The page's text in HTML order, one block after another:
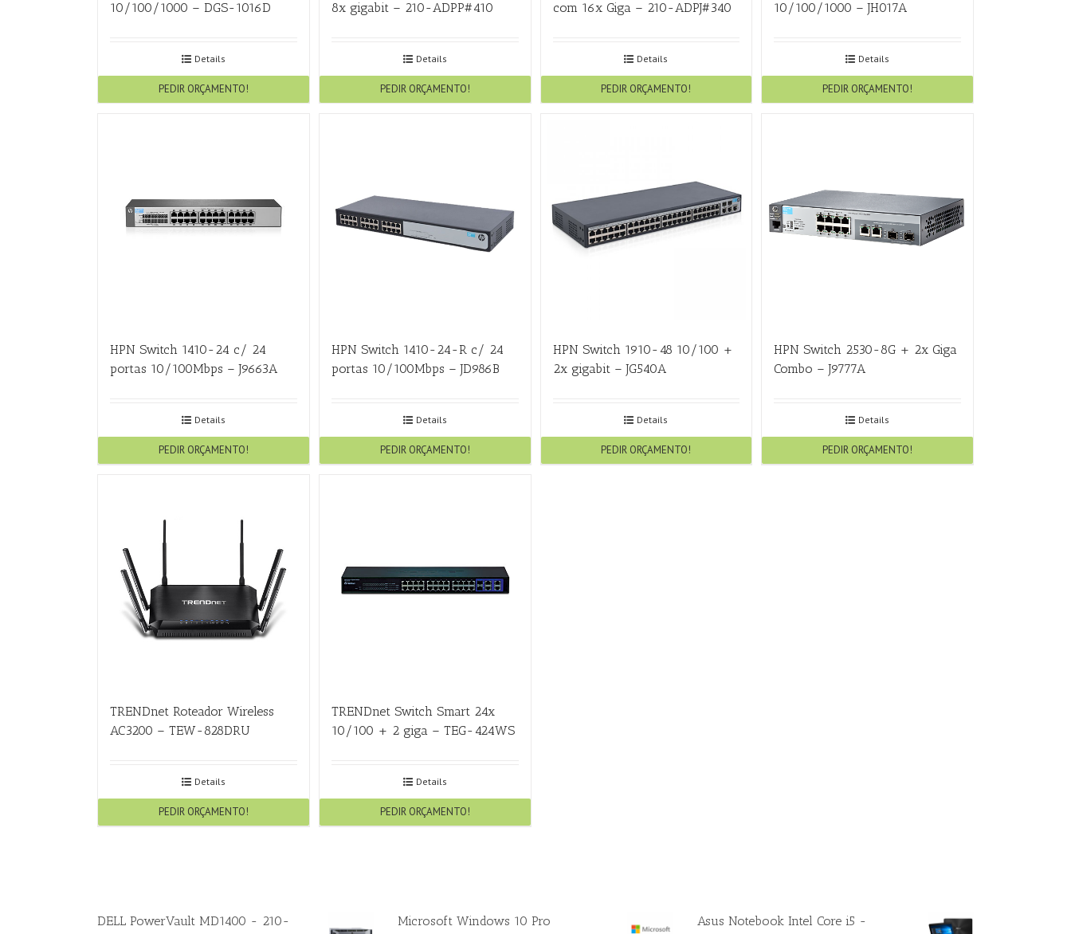
10/100/1000 – DGS-1016D
Details
PEDIR ORÇAMENTO!
8x gigabit – 210-ADPP#410
Details
PEDIR ORÇAMENTO!
com 16x Giga – 210-ADPJ#340
Details
PEDIR ORÇAMENTO!
10/100/1000 – JH017A
Details
PEDIR ORÇAMENTO!
HPN Switch 1410-24 c/ 24
portas 10/100Mbps – J9663A
Details
PEDIR ORÇAMENTO!
HPN Switch 1410-24-R c/ 24
portas 10/100Mbps – JD986B
Details
PEDIR ORÇAMENTO!
HPN Switch 1910-48 10/100 +
2x gigabit – JG540A
Details
PEDIR ORÇAMENTO!
HPN Switch 2530-8G + 2x Giga
Combo – J9777A
Details
PEDIR ORÇAMENTO!
TRENDnet Roteador Wireless
AC3200 – TEW-828DRU
Details
PEDIR ORÇAMENTO!
TRENDnet Switch Smart 24x
10/100 + 2 giga – TEG-424WS
Details
PEDIR ORÇAMENTO!
DELL PowerVault MD1400 - 210-
Microsoft Windows 10 Pro
Asus Notebook Intel Core i5 -